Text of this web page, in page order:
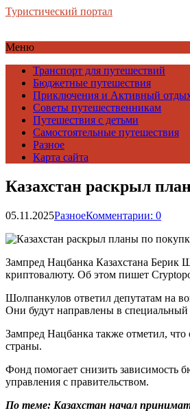
Туристический портал
Меню
Транспорт для путешествий
Бюджетные путешествия
Приключения и Активный
Советы путешественникам
Путешествия с детьми
Самостоятельные путешествия
Разное
Карта сайта
Казахстан раскрыл
05.11.2025РазноеКомментарии: 0
Зампред Нацбанка Казахстана Берик
криптовалюту. Об этом пишет
Шолпанкулов ответил депутатам на
Они будут направлены в специальный
Зампред Нацбанка также отметил,
страны.
Фонд помогает снизить зависимость
управления с правительством.
По теме: Казахстан начал